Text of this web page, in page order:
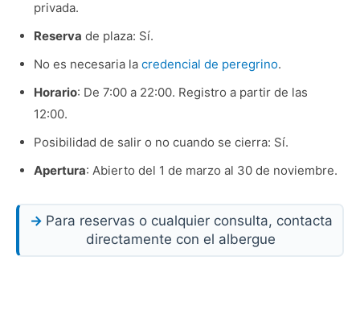
privada.
Reserva de plaza: Sí.
No es necesaria la credencial de peregrino.
Horario: De 7:00 a 22:00. Registro a partir de las
12:00.
Posibilidad de salir o no cuando se cierra: Sí.
Apertura: Abierto del 1 de marzo al 30 de noviembre.
Para reservas o cualquier consulta, contacta
directamente con el albergue